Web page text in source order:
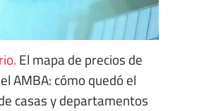
. El mapa de precios de
AMBA: cómo quedó el
casas y departamentos